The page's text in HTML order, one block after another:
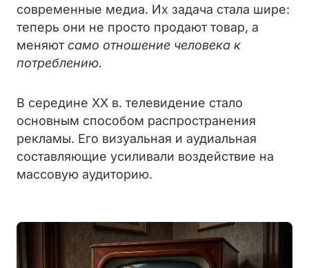
современные медиа. Их задача стала шире:
теперь они не просто продают товар, а
меняютсамо отношение человека к
потреблению.
В середине XX в. телевидение стало
основным способом распространения
рекламы. Его визуальная и аудиальная
составляющие усиливали воздействие на
массовую аудиторию.